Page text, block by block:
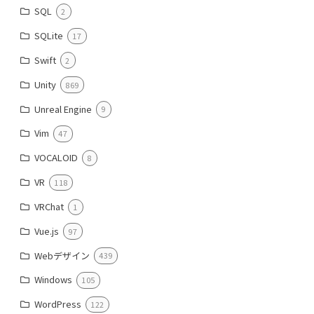
SQL 2
SQLite 17
Swift 2
Unity 869
Unreal Engine 9
Vim 47
VOCALOID 8
VR 118
VRChat 1
Vue.js 97
Webデザイン 439
Windows 105
WordPress 122